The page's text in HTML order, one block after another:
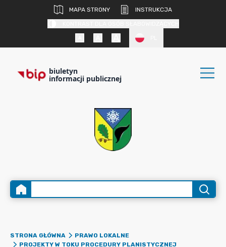
MAPA STRONY
INSTRUKCJA
biuletyn
informacji publicznej
STRONA GŁÓWNA
PRAWO LOKALNE
PROJEKTY W TOKU PROCEDURY PLANISTYCZNEJ